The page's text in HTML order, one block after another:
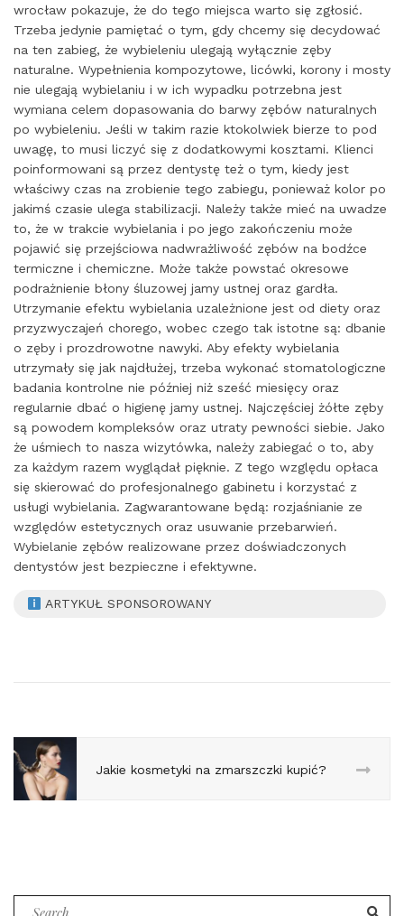
wrocław pokazuje, że do tego miejsca warto się zgłosić.
Trzeba jedynie pamiętać o tym, gdy chcemy się decydować
na ten zabieg, że wybieleniu ulegają wyłącznie zęby
naturalne. Wypełnienia kompozytowe, licówki, korony i mosty
nie ulegają wybielaniu i w ich wypadku potrzebna jest
wymiana celem dopasowania do barwy zębów naturalnych
po wybieleniu. Jeśli w takim razie ktokolwiek bierze to pod
uwagę, to musi liczyć się z dodatkowymi kosztami. Klienci
poinformowani są przez dentystę też o tym, kiedy jest
właściwy czas na zrobienie tego zabiegu, ponieważ kolor po
jakimś czasie ulega stabilizacji. Należy także mieć na uwadze
to, że w trakcie wybielania i po jego zakończeniu może
pojawić się przejściowa nadwrażliwość zębów na bodźce
termiczne i chemiczne. Może także powstać okresowe
podrażnienie błony śluzowej jamy ustnej oraz gardła.
Utrzymanie efektu wybielania uzależnione jest od diety oraz
przyzwyczajeń chorego, wobec czego tak istotne są: dbanie
o zęby i prozdrowotne nawyki. Aby efekty wybielania
utrzymały się jak najdłużej, trzeba wykonać stomatologiczne
badania kontrolne nie później niż sześć miesięcy oraz
regularnie dbać o higienę jamy ustnej. Najczęściej żółte zęby
są powodem kompleksów oraz utraty pewności siebie. Jako
że uśmiech to nasza wizytówka, należy zabiegać o to, aby
za każdym razem wyglądał pięknie. Z tego względu opłaca
się skierować do profesjonalnego gabinetu i korzystać z
usługi wybielania. Zagwarantowane będą: rozjaśnianie ze
względów estetycznych oraz usuwanie przebarwień.
Wybielanie zębów realizowane przez doświadczonych
dentystów jest bezpieczne i efektywne.
ARTYKUŁ SPONSOROWANY
Jakie kosmetyki na zmarszczki kupić?
Search